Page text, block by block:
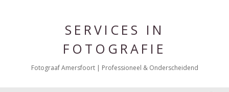
SERVICES IN
FOTOGRAFIE
Fotograaf Amersfoort | Professioneel & Onderscheidend